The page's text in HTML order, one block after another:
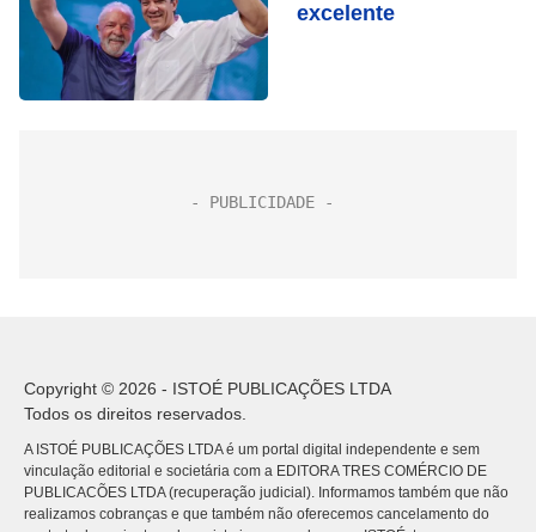
excelente
Copyright © 2026 - ISTOÉ PUBLICAÇÕES LTDA
Todos os direitos reservados.
A ISTOÉ PUBLICAÇÕES LTDA é um portal digital independente e sem
vinculação editorial e societária com a EDITORA TRES COMÉRCIO DE
PUBLICACÕES LTDA (recuperação judicial). Informamos também que não
realizamos cobranças e que também não oferecemos cancelamento do